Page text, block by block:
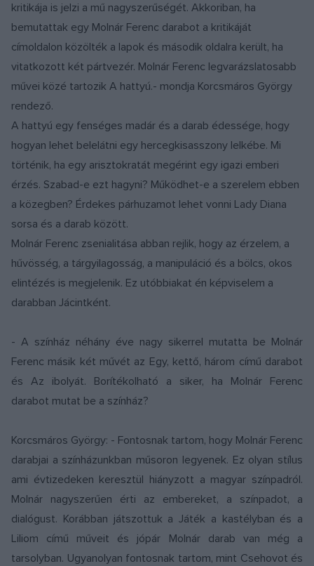
kritikája is jelzi a mű nagyszerűségét. Akkoriban, ha
bemutattak egy Molnár Ferenc darabot a kritikáját
címoldalon közölték a lapok és második oldalra került, ha
vitatkozott két pártvezér. Molnár Ferenc legvarázslatosabb
művei közé tartozik A hattyú.- mondja Korcsmáros György
rendező.
A hattyú egy fenséges madár és a darab édessége, hogy
hogyan lehet belelátni egy hercegkisasszony lelkébe. Mi
történik, ha egy arisztokratát megérint egy igazi emberi
érzés. Szabad-e ezt hagyni? Működhet-e a szerelem ebben
a közegben? Érdekes párhuzamot lehet vonni Lady Diana
sorsa és a darab között.
Molnár Ferenc zsenialitása abban rejlik, hogy az érzelem, a
hűvösség, a tárgyilagosság, a manipuláció és a bölcs, okos
elintézés is megjelenik. Ez utóbbiakat én képviselem a
darabban Jácintként.
- A színház néhány éve nagy sikerrel mutatta be Molnár
Ferenc másik két művét az Egy, kettő, három című darabot
és Az ibolyát. Borítékolható a siker, ha Molnár Ferenc
darabot mutat be a színház?
Korcsmáros György: - Fontosnak tartom, hogy Molnár Ferenc
darabjai a színházunkban műsoron legyenek. Ez olyan stílus
ami évtizedeken keresztül hiányzott a magyar színpadról.
Molnár nagyszerűen érti az embereket, a színpadot, a
dialógust. Korábban játszottuk a Játék a kastélyban és a
Liliom című műveit és jópár Molnár darab van még a
tarsolyban. Ugyanolyan fontosnak tartom, mint Csehovot és